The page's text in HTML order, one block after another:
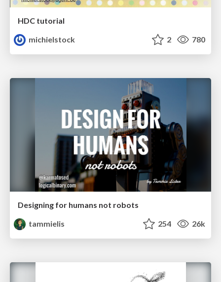
HDC tutorial
michielstock
2 780
Designing for humans not robots
tammielis
254 26k